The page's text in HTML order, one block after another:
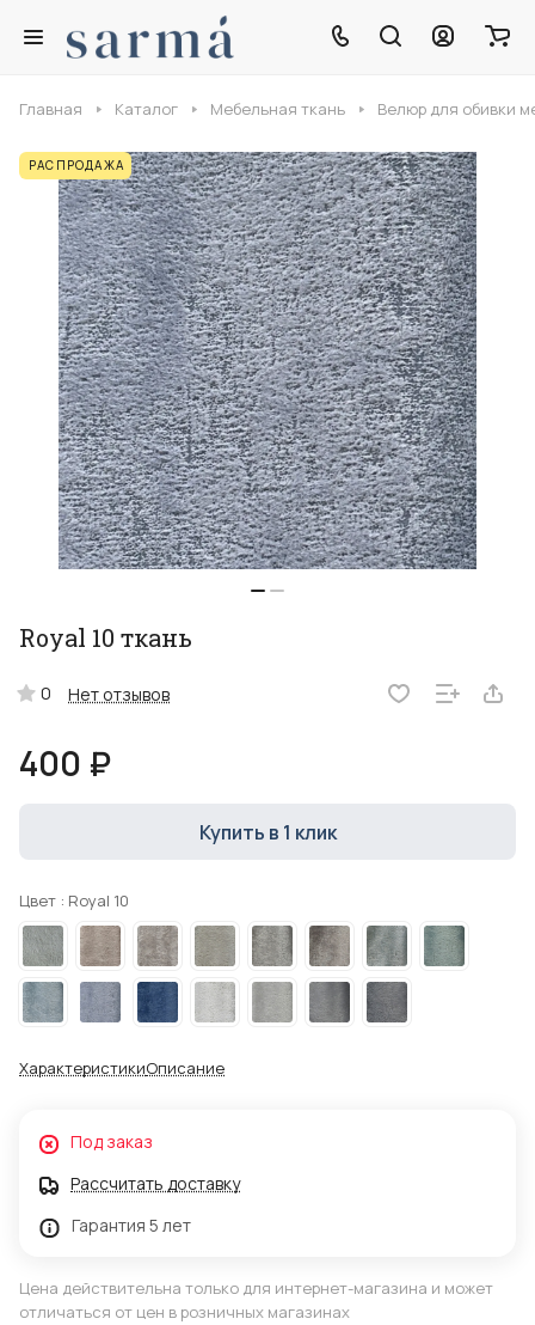
Главная Каталог Мебельная ткань Велюр для обивки
РАСПРОДАЖА
Royal 10 ткань
0 Нет отзывов
400 ₽
Купить в 1 клик
Цвет : Royal 10
ХарактеристикиОписание
Под заказ
Рассчитать доставку
Гарантия 5 лет
Цена действительна только для интернет-магазина и может
отличаться от цен в розничных магазинах